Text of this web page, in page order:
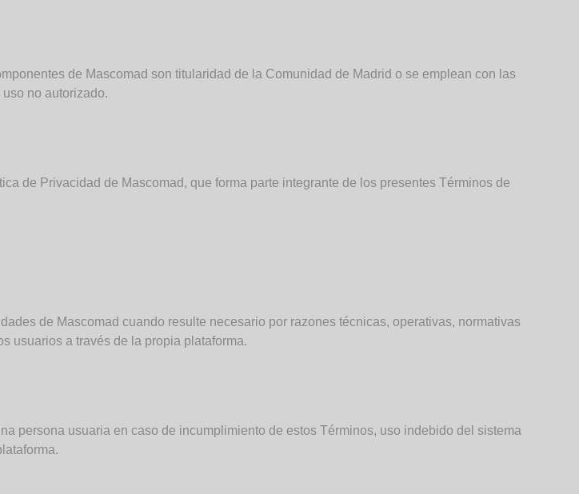
de Mascomad son titularidad de la Comunidad de Madrid o se emplean con las
no autorizado.
de Privacidad de Mascomad, que forma parte integrante de los presentes Términos de
de Mascomad cuando resulte necesario por razones técnicas, operativas, normativas
usuarios a través de la propia plataforma.
persona usuaria en caso de incumplimiento de estos Términos, uso indebido del sistema